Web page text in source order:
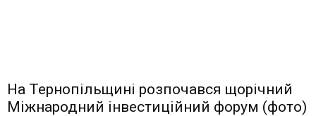
На Тернопільщині розпочався щорічний
Міжнародний інвестиційний форум (фото)